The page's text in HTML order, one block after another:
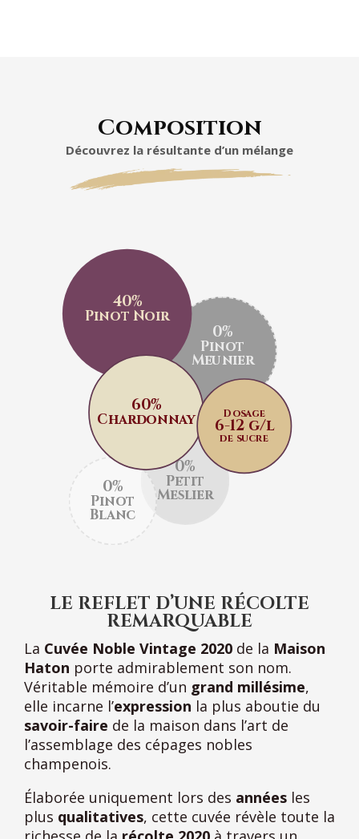
Composition
Découvrez la résultante d’un mélange
40%
Pinot Noir
0%
Pinot
Meunier
Dosage
6-12 g/l
de sucre
60%
Chardonnay
0%
Petit
Meslier
0%
Pinot
Blanc
LE REFLET D’UNE RÉCOLTE
REMARQUABLE
La Cuvée Noble Vintage 2020 de la Maison
Haton porte admirablement son nom.
Véritable mémoire d’un grand millésime,
elle incarne l’expression la plus aboutie du
savoir-faire de la maison dans l’art de
l’assemblage des cépages nobles
champenois.
Élaborée uniquement lors des années les
plus qualitatives, cette cuvée révèle toute la